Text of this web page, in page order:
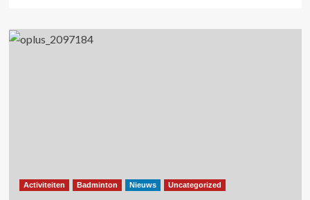
Activiteiten Badminton Nieuws Uncategorized